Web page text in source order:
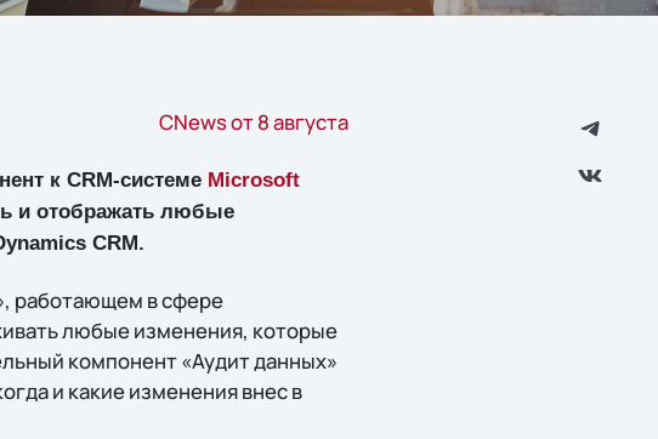
CNews от 8 августа
к CRM-системе Microsoft
и отображать любые
CRM.
работающем в сфере
любые изменения, которые
компонент «Аудит данных»
и какие изменения внес в